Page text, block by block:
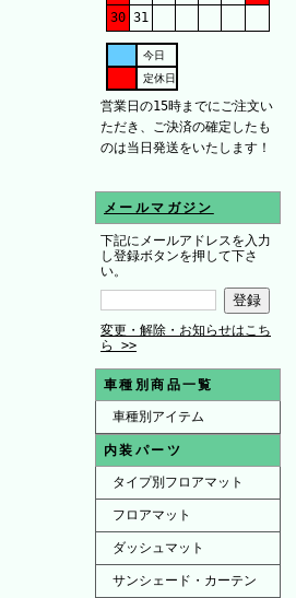
30 31
今日
定休日
営業日の15時までにご注文い
ただき、ご決済の確定したも
のは当日発送をいたします！
メールマガジン
下記にメールアドレスを入力
し登録ボタンを押して下さ
い。
変更・解除・お知らせはこち
ら >>
車種別商品一覧
車種別アイテム
内装パーツ
タイプ別フロアマット
フロアマット
ダッシュマット
サンシェード・カーテン